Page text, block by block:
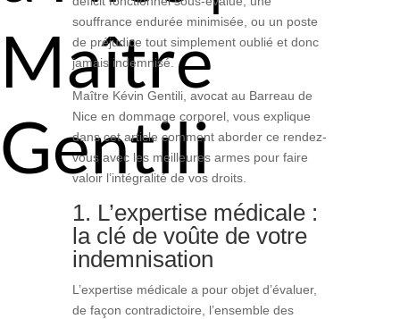
Maître
Gentili
souffrance endurée minimisée, ou un poste
de préjudice tout simplement oublié et donc
jamais indemnisé.
Maître Kévin Gentili, avocat au Barreau de
Nice en dommage corporel, vous explique
dans cet article comment aborder ce rendez-
vous avec les meilleures armes pour faire
valoir l’intégralité de vos droits.
1. L’expertise médicale :
la clé de voûte de votre
indemnisation
L’expertise médicale a pour objet d’évaluer,
de façon contradictoire, l’ensemble des